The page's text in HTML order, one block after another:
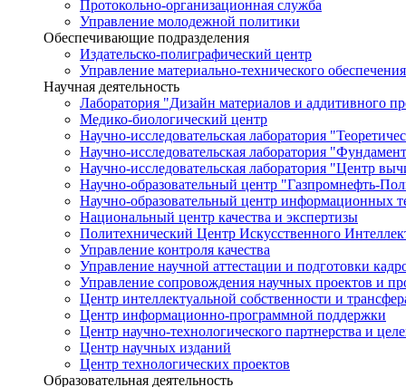
Протокольно-организационная служба
Управление молодежной политики
Обеспечивающие подразделения
Издательско-полиграфический центр
Управление материально-технического обеспечения
Научная деятельность
Лаборатория "Дизайн материалов и аддитивного
Медико-биологический центр
Научно-исследовательская лаборатория
Научно-исследовательская лаборатория
Научно-исследовательская лаборатория "Центр
Научно-образовательный центр "Газпромнефть-
Научно-образовательный центр информационных
Национальный центр качества и экспертизы
Политехнический Центр Искусственного
Управление контроля качества
Управление научной аттестации и подготовки
Управление сопровождения научных проектов и
Центр интеллектуальной собственности и
Центр информационно-программной поддержки
Центр научно-технологического партнерства и
Центр научных изданий
Центр технологических проектов
Образовательная деятельность